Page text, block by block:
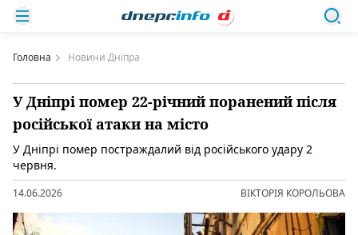
Головна Новини Дніпра
У Дніпрі помер 22-річний поранений після
російської атаки на місто
У Дніпрі помер постраждалий від російського удару 2
червня.
14.06.2026 ВІКТОРІЯ КОРОЛЬОВА